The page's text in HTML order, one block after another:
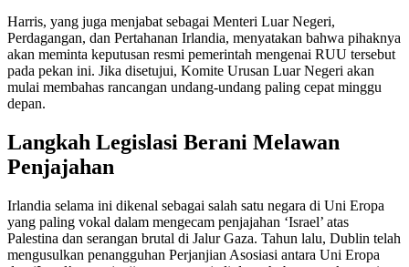
Harris, yang juga menjabat sebagai Menteri Luar Negeri,
Perdagangan, dan Pertahanan Irlandia, menyatakan bahwa pihaknya
akan meminta keputusan resmi pemerintah mengenai RUU tersebut
pada pekan ini. Jika disetujui, Komite Urusan Luar Negeri akan
mulai membahas rancangan undang-undang paling cepat minggu
depan.
Langkah Legislasi Berani Melawan
Penjajahan
Irlandia selama ini dikenal sebagai salah satu negara di Uni Eropa
yang paling vokal dalam mengecam penjajahan ‘Israel’ atas
Palestina dan serangan brutal di Jalur Gaza. Tahun lalu, Dublin telah
mengusulkan penangguhan Perjanjian Asosiasi antara Uni Eropa